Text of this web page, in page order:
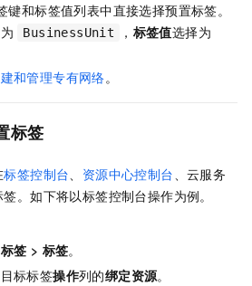
键和标签值列表中直接选择预置标签。
BusinessUnit ， 标签值选择为
和管理专有网络。
标签
标签控制台、 资源中心控制台、云服务
。如下将以标签控制台操作为例。
标签 > 标签。
标标签操作列的绑定资源。